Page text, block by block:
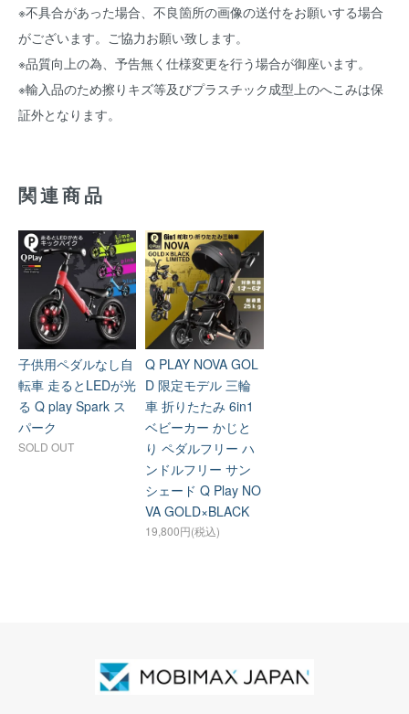
※不具合があった場合、不良箇所の画像の送付をお願いする場合
がございます。ご協力お願い致します。
※品質向上の為、予告無く仕様変更を行う場合が御座います。
※輸入品のため擦りキズ等及びプラスチック成型上のへこみは保
証外となります。
関連商品
子供用ペダルなし自
転車 走るとLEDが光
る Q play Spark ス
パーク
SOLD OUT
Q PLAY NOVA GOL
D 限定モデル 三輪
車 折りたたみ 6in1
ベビーカー かじと
り ペダルフリー ハ
ンドルフリー サン
シェード Q Play NO
VA GOLD×BLACK
19,800円(税込)